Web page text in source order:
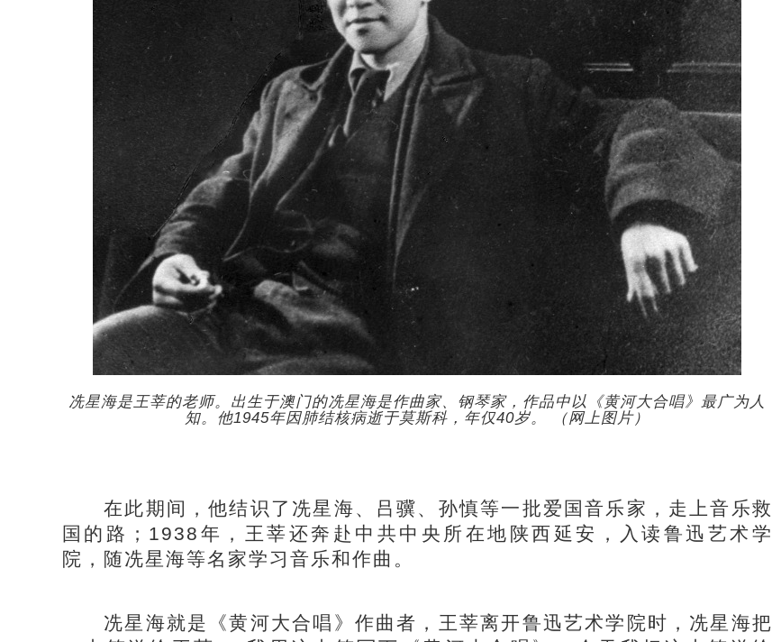
冼星海是王莘的老师。出生于澳门的冼星海是作曲家、钢琴家，作品中以《黄河大合唱》最广为人
知。他1945年因肺结核病逝于莫斯科，年仅40岁。 （网上图片）
在此期间，他结识了冼星海、吕骥、孙慎等一批爱国音乐家，走上音乐救
国的路；1938年，王莘还奔赴中共中央所在地陕西延安，入读鲁迅艺术学
院，随冼星海等名家学习音乐和作曲。
冼星海就是《黄河大合唱》作曲者，王莘离开鲁迅艺术学院时，冼星海把